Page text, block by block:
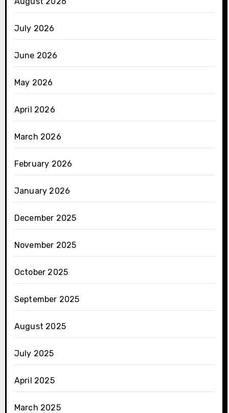
July 2026
June 2026
May 2026
April 2026
March 2026
February 2026
January 2026
December 2025
November 2025
October 2025
September 2025
August 2025
July 2025
April 2025
March 2025